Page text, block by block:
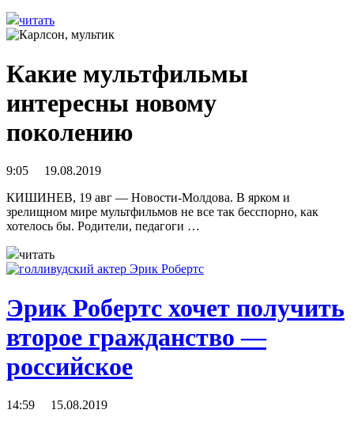
читать
Какие мультфильмы
интересны новому
поколению
9:05 19.08.2019
КИШИНЕВ, 19 авг — Новости-Молдова. В ярком и
зрелищном мире мультфильмов не все так бесспорно, как
хотелось бы. Родители, педагоги …
читать
Эрик Робертс хочет получить
второе гражданство —
российское
14:59 15.08.2019